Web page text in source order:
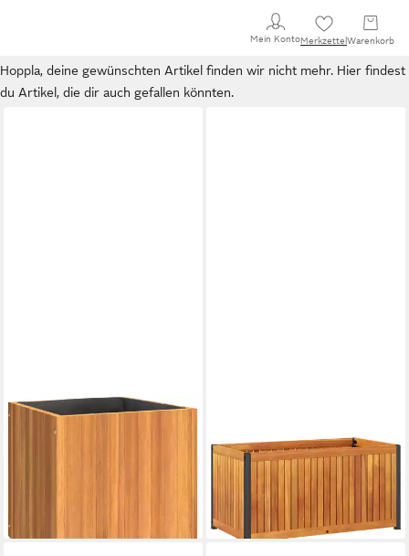
Mein KontoMerkzettel Warenkorb
Hoppla, deine gewünschten Artikel finden wir nicht mehr. Hier findest
du Artikel, die dir auch gefallen könnten.
VIDAXL
Blumentopf Pflanzkübel
85x45x44 cm Massivholz und
ab 126,99 €
lieferbar - in 4-5 Werktagen bei dir